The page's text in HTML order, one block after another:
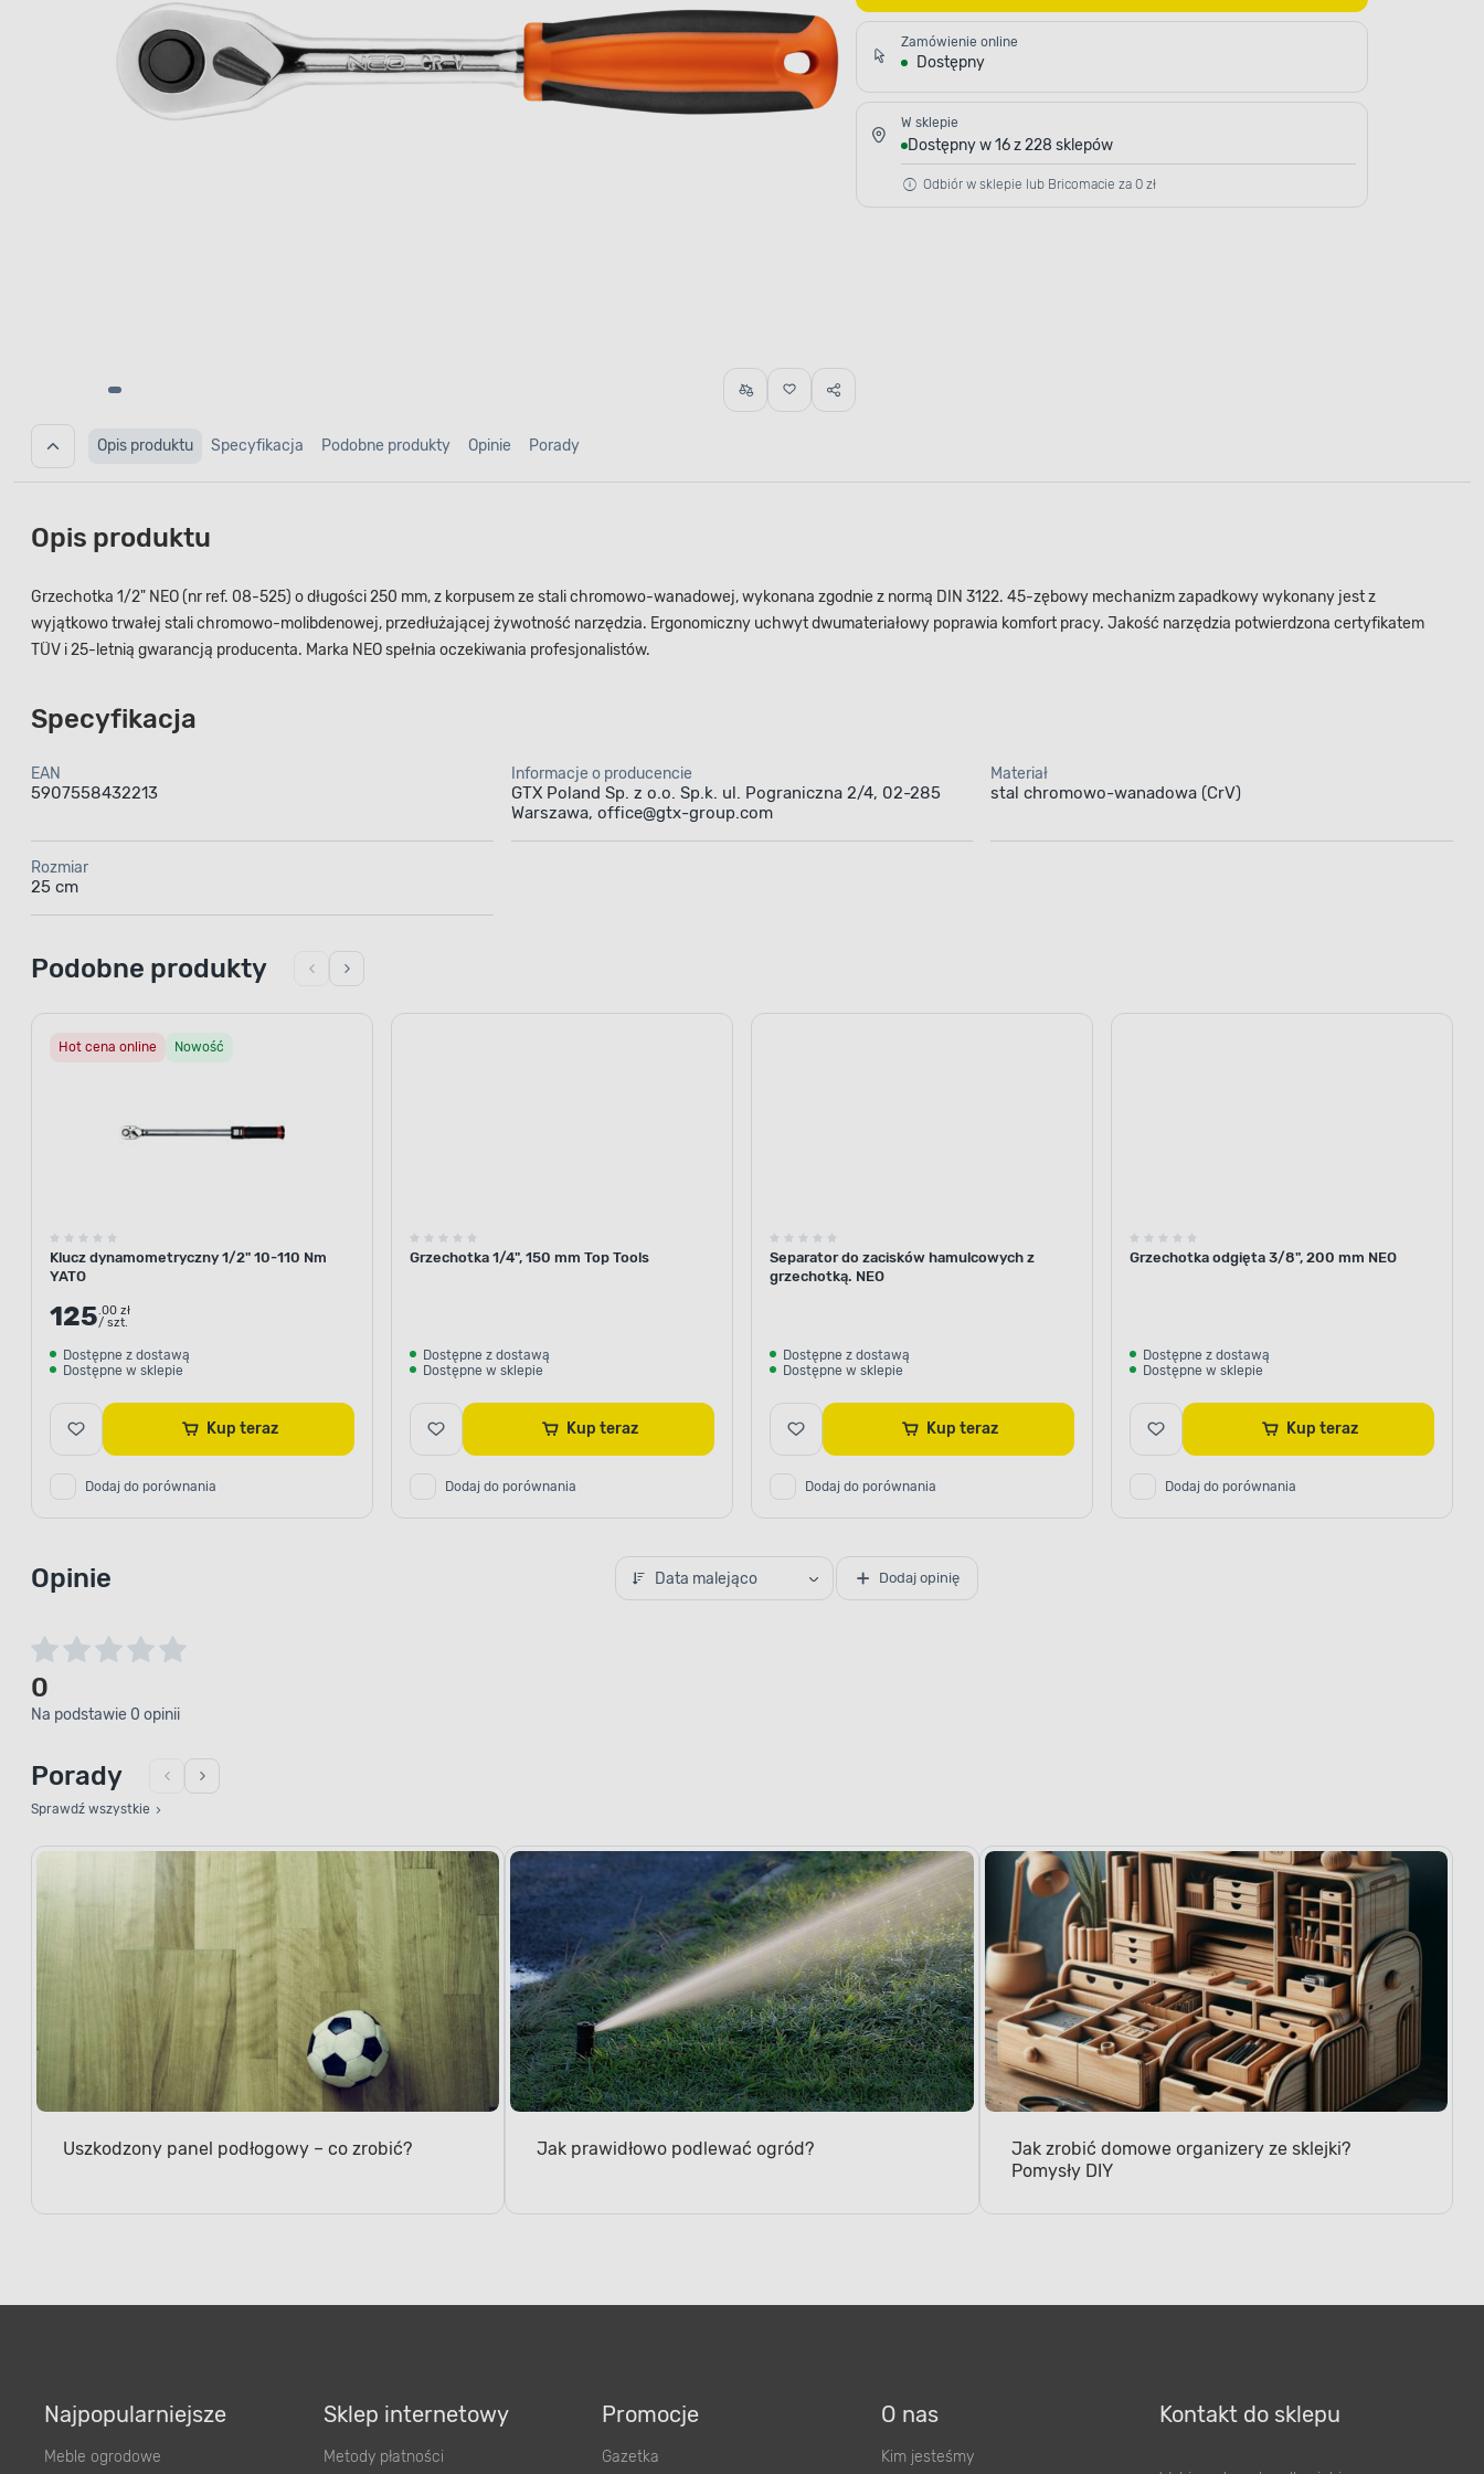
Zamówienie online
Dostępny
W sklepie
Dostępny w 16 z 228 sklepów
Odbiór w sklepie lub Bricomacie za 0 zł
Opis produktu Specyfikacja Podobne produkty Opinie Porady
Opis produktu
Grzechotka 1/2" NEO (nr ref. 08-525) o długości 250 mm, z korpusem ze stali chromowo-wanadowej, wykonana zgodnie z normą DIN 3122. 45-zębowy mechanizm zapadkowy wykonany jest z
wyjątkowo trwałej stali chromowo-molibdenowej, przedłużającej żywotność narzędzia. Ergonomiczny uchwyt dwumateriałowy poprawia komfort pracy. Jakość narzędzia potwierdzona certyfikatem
TÜV i 25-letnią gwarancją producenta. Marka NEO spełnia oczekiwania profesjonalistów.
Specyfikacja
EAN
5907558432213
Informacje o producencie
GTX Poland Sp. z o.o. Sp.k. ul. Pograniczna 2/4, 02-285
Warszawa, office@gtx-group.com
Materiał
stal chromowo-wanadowa (CrV)
Rozmiar
25 cm
Podobne produkty
Hot cena online Nowość
Klucz dynamometryczny 1/2" 10-110 Nm
YATO
125.00 zł
/ szt.
Dostępne z dostawą
Dostępne w sklepie
Kup teraz
Dodaj do porównania
Grzechotka 1/4", 150 mm Top Tools
Dostępne z dostawą
Dostępne w sklepie
Kup teraz
Dodaj do porównania
Separator do zacisków hamulcowych z
grzechotką. NEO
Dostępne z dostawą
Dostępne w sklepie
Kup teraz
Dodaj do porównania
Grzechotka odgięta 3/8", 200 mm NEO
Dostępne z dostawą
Dostępne w sklepie
Kup teraz
Dodaj do porównania
Opinie Data malejąco Dodaj opinię
0
Na podstawie 0 opinii
Porady
Sprawdź wszystkie
Uszkodzony panel podłogowy – co zrobić? Jak prawidłowo podlewać ogród?
Jak zrobić domowe organizery ze sklejki?
Pomysły DIY
Najpopularniejsze
Meble ogrodowe
Sklep internetowy
Metody płatności
Promocje
Gazetka
O nas
Kim jesteśmy
Kontakt do sklepu